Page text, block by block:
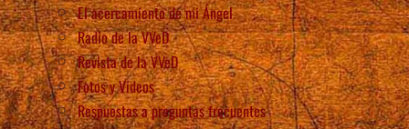
El acercamiento de mi Ángel
Radio de la VVeD
Revista de la VVeD
Fotos y Videos
Respuestas a preguntas frecuentes